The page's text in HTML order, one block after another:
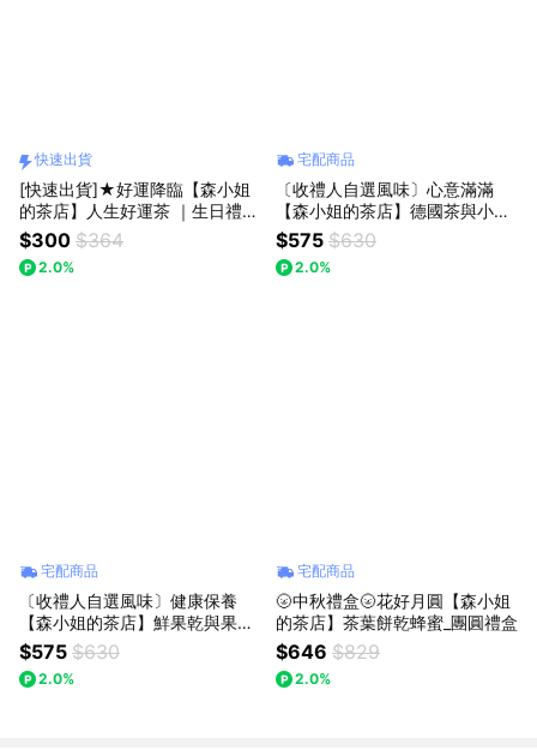
快速出貨
[快速出貨]★好運降臨【森小姐
的茶店】人生好運茶 ｜生日禮物
加油打氣 畢業禮物
$300 $364
2.0%
宅配商品
〔收禮人自選風味〕心意滿滿
【森小姐的茶店】德國茶與小花
束禮盒 祝福感謝永生花
$575 $630
2.0%
宅配商品
〔收禮人自選風味〕健康保養
【森小姐的茶店】鮮果乾與果茶
感謝禮盒
$575 $630
2.0%
宅配商品
🌝中秋禮盒🌝花好月圓【森小姐
的茶店】茶葉餅乾蜂蜜_團圓禮盒
$646 $829
2.0%